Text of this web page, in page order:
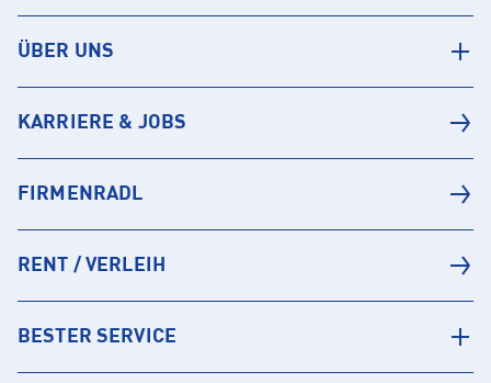
ÜBER UNS
KARRIERE & JOBS
FIRMENRADL
RENT / VERLEIH
BESTER SERVICE